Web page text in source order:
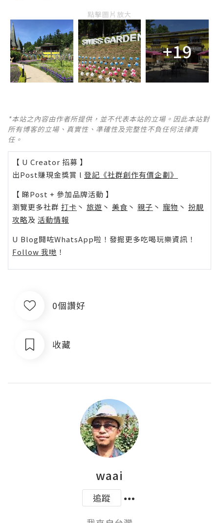
點擊圖片放大
+19
*本站之內容由作者所提供，並不代表本站的立場。因此本站對
所有博客的立場、真實性、準確性及完整性不負任何法律責
任。
【 U Creator 招募 】
出Post賺現金獎賞 l 登記《社群創作有價企劃》
【 睇Post + 參加品牌活動 】
瀏覽更多社群 打卡 丶 旅遊 丶 美食 丶 親子 丶 寵物 丶 扮靚
攻略及 活動情報
U Blog開咗WhatsApp啦！發掘更多吃喝玩樂資訊！
Follow 我哋 ！
0個讚好
收藏
waai
追蹤